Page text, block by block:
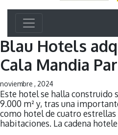
Blau Hotels
Cala Mandia
noviembre , 2024
Este hotel se halla construido
9.000 m² y, tras una
como hotel de cuatro estrellas
habitaciones. La cadena